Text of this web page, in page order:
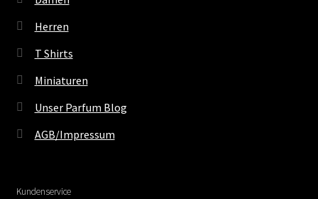
Herren
T Shirts
Miniaturen
Unser Parfum Blog
AGB/Impressum
Kundenservice